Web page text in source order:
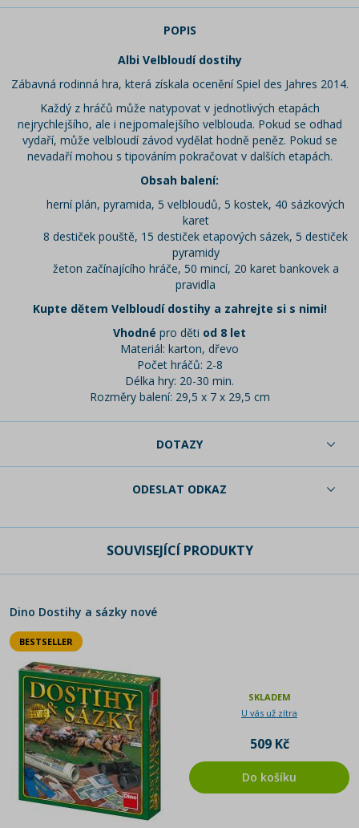
POPIS
Albi Velbloudí dostihy
Zábavná rodinná hra, která získala ocenění Spiel des Jahres 2014.
Každý z hráčů může natypovat v jednotlivých etapách
nejrychlejšího, ale i nejpomalejšího velblouda. Pokud se odhad
vydaří, může velbloudí závod vydělat hodně peněz. Pokud se
nevadaří mohou s tipováním pokračovat v dalších etapách.
Obsah balení:
herní plán, pyramida, 5 velbloudů, 5 kostek, 40 sázkových
karet
8 destiček pouště, 15 destiček etapových sázek, 5 destiček
pyramidy
žeton začínajícího hráče, 50 mincí, 20 karet bankovek a
pravidla
Kupte dětem Velbloudí dostihy a zahrejte si s nimi!
Vhodné pro děti od 8 let
Materiál: karton, dřevo
Počet hráčů: 2-8
Délka hry: 20-30 min.
Rozměry balení: 29,5 x 7 x 29,5 cm
DOTAZY
ODESLAT ODKAZ
SOUVISEJÍCÍ PRODUKTY
Dino Dostihy a sázky nové
BESTSELLER
SKLADEM
U vás už zítra
509 Kč
Do košíku